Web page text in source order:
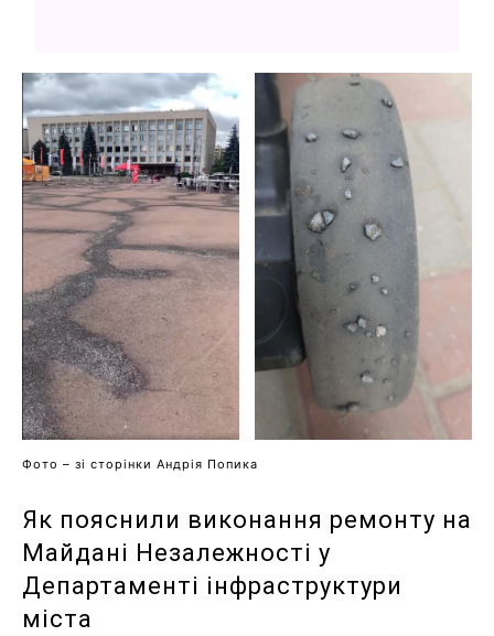
Фото – зі сторінки Андрія Попика
Як пояснили виконання ремонту на
Майдані Незалежності у
Департаменті інфраструктури
міста